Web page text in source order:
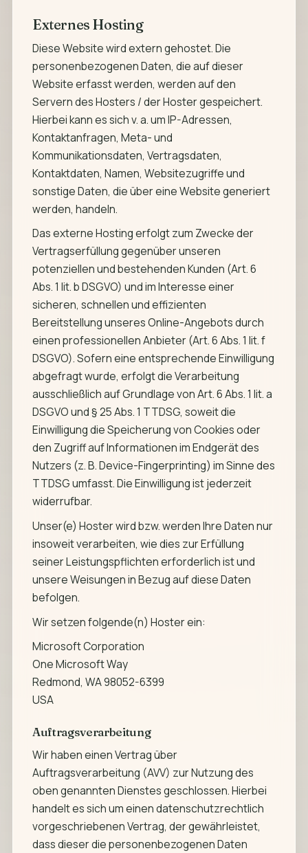
Externes Hosting
Diese Website wird extern gehostet. Die
personenbezogenen Daten, die auf dieser
Website erfasst werden, werden auf den
Servern des Hosters / der Hoster gespeichert.
Hierbei kann es sich v. a. um IP-Adressen,
Kontaktanfragen, Meta- und
Kommunikationsdaten, Vertragsdaten,
Kontaktdaten, Namen, Websitezugriffe und
sonstige Daten, die über eine Website generiert
werden, handeln.
Das externe Hosting erfolgt zum Zwecke der
Vertragserfüllung gegenüber unseren
potenziellen und bestehenden Kunden (Art. 6
Abs. 1 lit. b DSGVO) und im Interesse einer
sicheren, schnellen und effizienten
Bereitstellung unseres Online-Angebots durch
einen professionellen Anbieter (Art. 6 Abs. 1 lit. f
DSGVO). Sofern eine entsprechende Einwilligung
abgefragt wurde, erfolgt die Verarbeitung
ausschließlich auf Grundlage von Art. 6 Abs. 1 lit. a
DSGVO und § 25 Abs. 1 TTDSG, soweit die
Einwilligung die Speicherung von Cookies oder
den Zugriff auf Informationen im Endgerät des
Nutzers (z. B. Device-Fingerprinting) im Sinne des
TTDSG umfasst. Die Einwilligung ist jederzeit
widerrufbar.
Unser(e) Hoster wird bzw. werden Ihre Daten nur
insoweit verarbeiten, wie dies zur Erfüllung
seiner Leistungspflichten erforderlich ist und
unsere Weisungen in Bezug auf diese Daten
befolgen.
Wir setzen folgende(n) Hoster ein:
Microsoft Corporation
One Microsoft Way
Redmond, WA 98052-6399
USA
Auftragsverarbeitung
Wir haben einen Vertrag über
Auftragsverarbeitung (AVV) zur Nutzung des
oben genannten Dienstes geschlossen. Hierbei
handelt es sich um einen datenschutzrechtlich
vorgeschriebenen Vertrag, der gewährleistet,
dass dieser die personenbezogenen Daten